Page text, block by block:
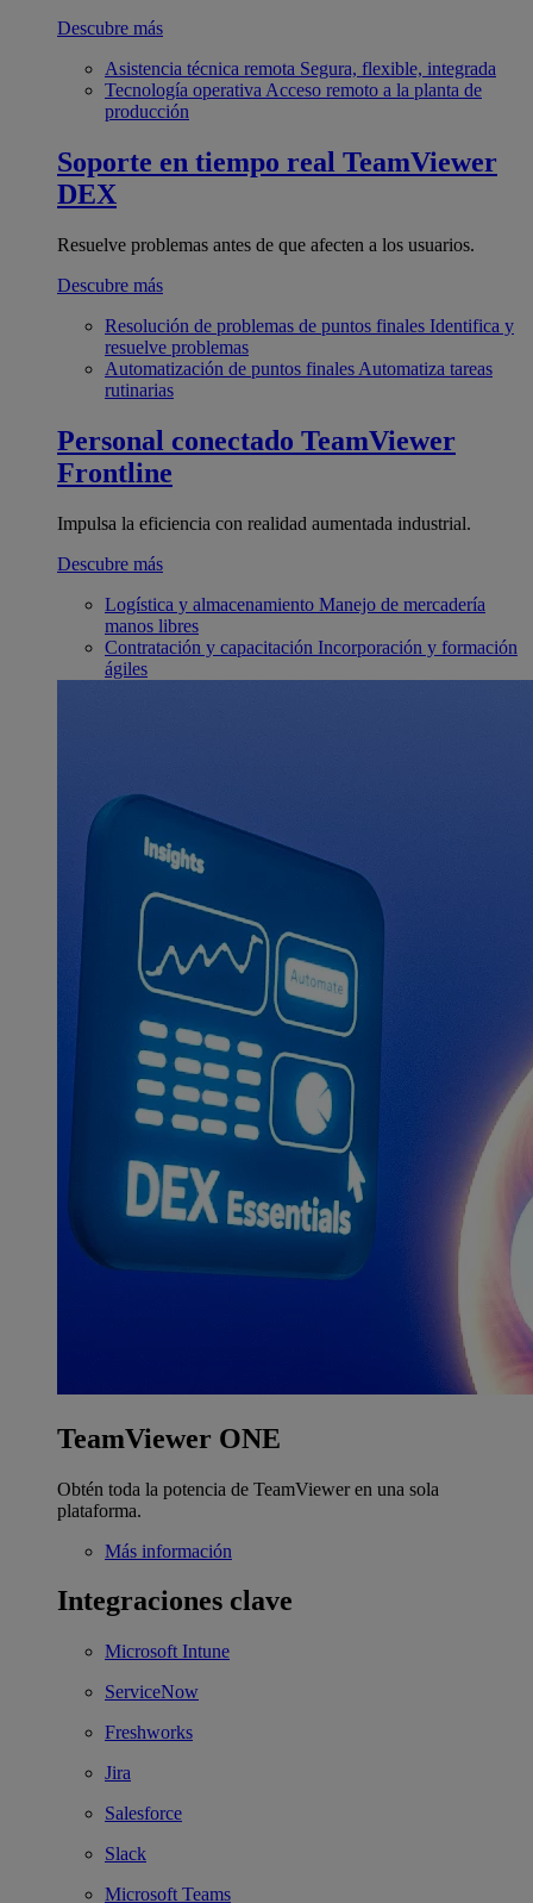
Descubre más
Asistencia técnica remota Segura, flexible, integrada
Tecnología operativa Acceso remoto a la planta de
producción
Soporte en tiempo real TeamViewer
DEX
Resuelve problemas antes de que afecten a los usuarios.
Descubre más
Resolución de problemas de puntos finales Identifica y
resuelve problemas
Automatización de puntos finales Automatiza tareas
rutinarias
Personal conectado TeamViewer
Frontline
Impulsa la eficiencia con realidad aumentada industrial.
Descubre más
Logística y almacenamiento Manejo de mercadería
manos libres
Contratación y capacitación Incorporación y formación
ágiles
TeamViewer ONE
Obtén toda la potencia de TeamViewer en una sola
plataforma.
Más información
Integraciones clave
Microsoft Intune
ServiceNow
Freshworks
Jira
Salesforce
Slack
Microsoft Teams